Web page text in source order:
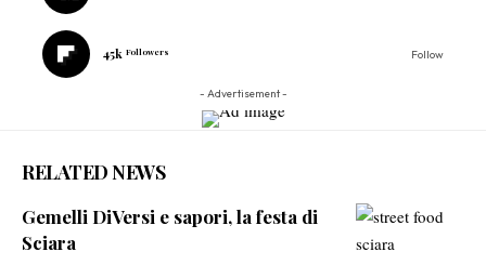
45k Followers Follow
- Advertisement -
RELATED NEWS
Gemelli DiVersi e sapori, la festa di
Sciara